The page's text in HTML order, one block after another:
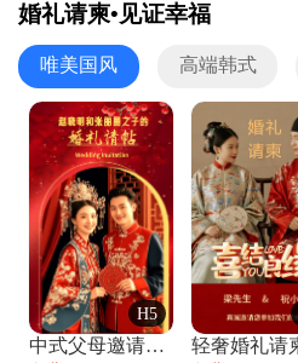
婚礼请柬•见证幸福
唯美国风 高端韩式
H5
中式父母邀请函婚礼结婚请柬请贴父母邀请方